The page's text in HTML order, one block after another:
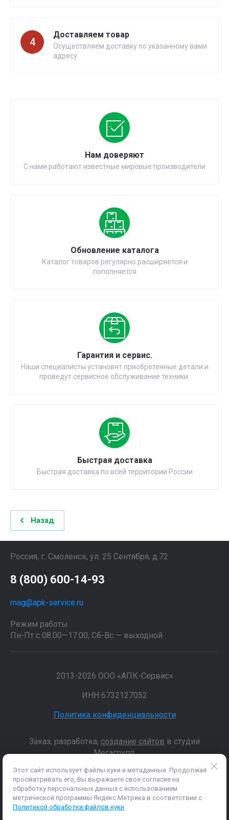
4
Доставляем товар
Осуществляем доставку по указанному вами
адресу
Нам доверяют
С нами работают известные мировые производители
Обновление каталога
Каталог товаров регулярно расширяется и
пополняется
Гарантия и сервис.
Наши специалисты установят приобретенные детали и
проведут сервисное обслуживание техники.
Быстрая доставка
Быстрая доставка по всей территории России
Назад
Россия, г. Смоленск, ул. 25 Сентября, д.72
8 (800) 600-14-93
mag@apk-service.ru
Режим работы
Пн-Пт с 08:00—17:00; Сб-Вс — выходной
2013-2026 ООО «АПК-Сервис»
ИНН 6732127052
Политика конфиденциальности
Заказ, разработка, создание сайтов в студии
Мегагрупп.
Данные о товарах и услугах, включая цены и технические
характеристики, представленные на сайте, не являются
публичной офертой, определяемой положениями Статьи 437 (2)
ГК РФ, а носят исключительно информационный характер. Для
Этот сайт использует файлы куки и метаданные. Продолжая
просматривать его, Вы выражаете свое согласие на
обработку персональных данных с использованием
метрической программы Яндекс.Метрика в соответствии с
Политикой обработки файлов куки